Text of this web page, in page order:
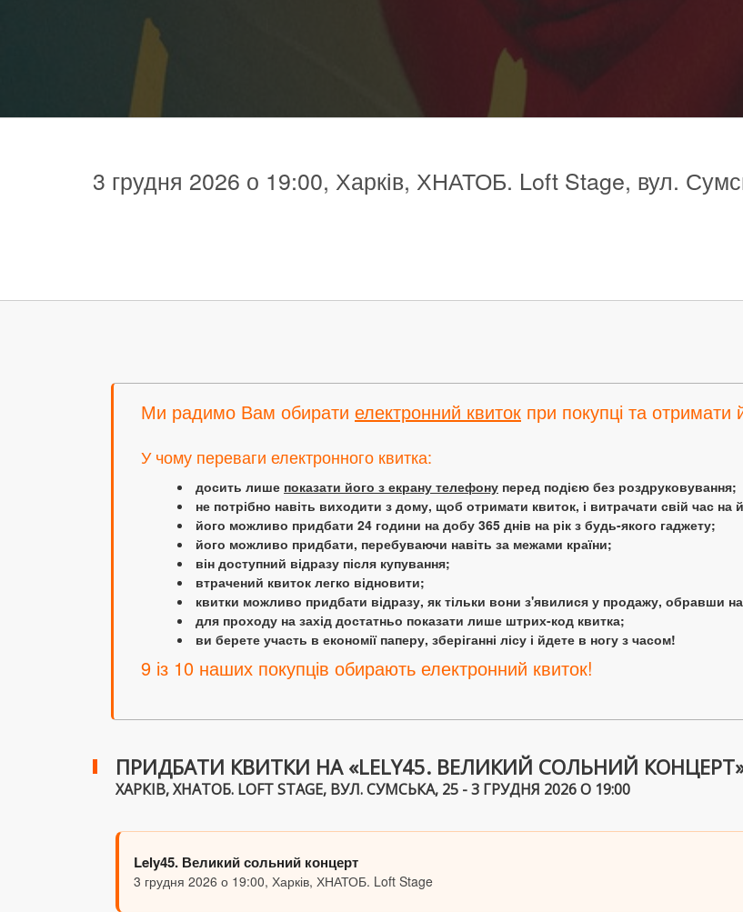
3 грудня 2026 о 19:00, Харків, ХНАТОБ. Loft Stage, вул.
Ми радимо Вам обирати електронний квиток при покупці та
У чому переваги електронного квитка:
досить лише показати його з екрану телефону перед подією без роздруковування;
не потрібно навіть виходити з дому, щоб отримати квиток, і витрачати свій час
його можливо придбати 24 години на добу 365 днів на рік з будь-якого гаджету;
його можливо придбати, перебуваючи навіть за межами країни;
він доступний відразу після купування;
втрачений квиток легко відновити;
квитки можливо придбати відразу, як тільки вони з'явилися у продажу, обравши
для проходу на захід достатньо показати лише штрих-код квитка;
ви берете участь в економії паперу, зберіганні лісу і йдете в ногу з часом!
9 із 10 наших покупців обирають електронний квиток!
ПРИДБАТИ КВИТКИ НА «LELY45. ВЕЛИКИЙ СОЛЬНИЙ
ХАРКІВ, ХНАТОБ. LOFT STAGE, ВУЛ. СУМСЬКА, 25 - 3 ГРУДНЯ 2026 О 19:00
Lely45. Великий сольний концерт
3 грудня 2026 о 19:00, Харків, ХНАТОБ. Loft Stage